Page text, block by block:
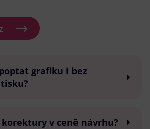
grafiku i bez
v ceně návrhu?